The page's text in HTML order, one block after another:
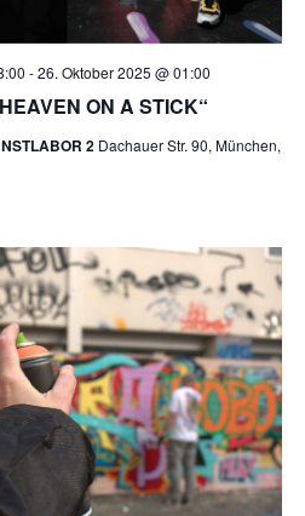
ON A STICK“
-26. Oktober 2025 @ 01:00
2 Dachauer Str. 90, München,